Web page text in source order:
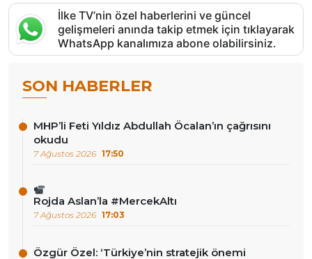
İlke TV’nin özel haberlerini ve güncel
gelişmeleri anında takip etmek için tıklayarak
WhatsApp kanalımıza abone olabilirsiniz.
SON HABERLER
MHP’li Feti Yıldız Abdullah Öcalan’ın çağrısını
okudu
7 Ağustos 2026 17:50
Rojda Aslan’la #MercekAltı
7 Ağustos 2026 17:03
Özgür Özel: ‘Türkiye’nin stratejik önemi